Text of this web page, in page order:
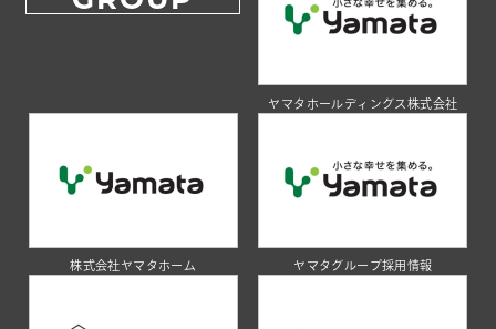
ヤマタホールディングス株式会社
株式会社ヤマタホーム ヤマタグループ採用情報